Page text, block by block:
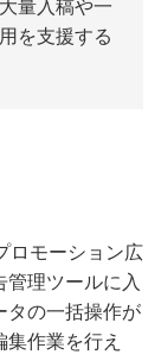
量入稿や一
を支援する
ロモーション広
理ツールに入
タの一括操作が
作業を行え